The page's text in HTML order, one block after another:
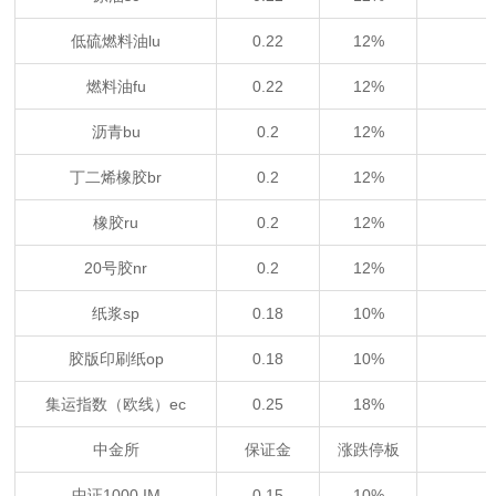
低硫燃料油lu 0.22 12%
燃料油fu 0.22 12%
沥青bu 0.2 12%
丁二烯橡胶br 0.2 12%
橡胶ru 0.2 12%
20号胶nr 0.2 12%
纸浆sp 0.18 10%
胶版印刷纸op 0.18 10%
集运指数（欧线）ec 0.25 18%
中金所 保证金 涨跌停板